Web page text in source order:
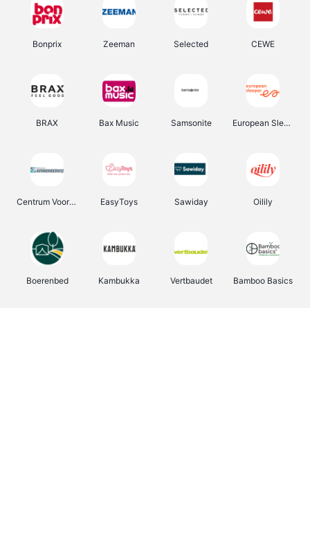
Bonprix Zeeman Selected CEWE
BRAX Bax Music Samsonite European Sleeper
Centrum Voor Avondonderwijs EasyToys Sawiday Oilily
Boerenbed Kambukka Vertbaudet Bamboo Basics